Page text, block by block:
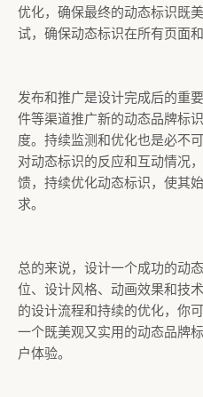
优化，确保最终的动态标识既
试，确保动态标识在所有页面
发布和推广是设计完成后的重
件等渠道推广新的动态品牌标
度。持续监测和优化也是必不
对动态标识的反应和互动情况
馈，持续优化动态标识，使其
求。
总的来说，设计一个成功的动
位、设计风格、动画效果和技
的设计流程和持续的优化，你
一个既美观又实用的动态品牌
户体验。